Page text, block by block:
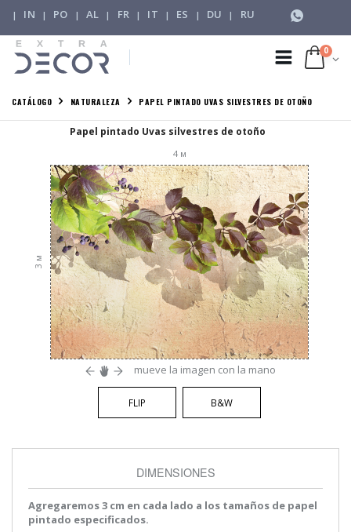
| IN | PO | AL | FR | IT | ES | DU | RU
0
CATÁLOGO NATURALEZA PAPEL PINTADO UVAS SILVESTRES DE OTOÑO
Papel pintado Uvas silvestres de otoño
4м
3
м
mueve la imagen con la mano
FLIP B&W
DIMENSIONES
Agregaremos 3 cm en cada lado a los tamaños de papel
pintado especificados.